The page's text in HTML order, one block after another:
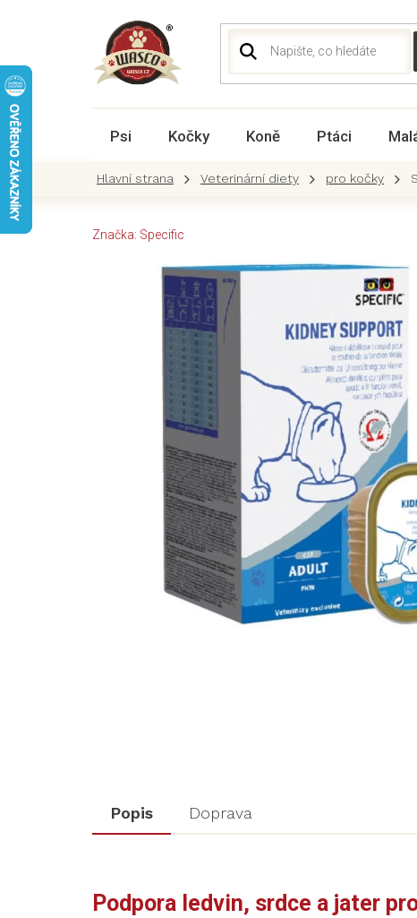
Psi Kočky Koně Ptáci
Veterinární diety pro kočky
Značka: Specific
Popis Doprava
Podpora ledvin, srdce a jater